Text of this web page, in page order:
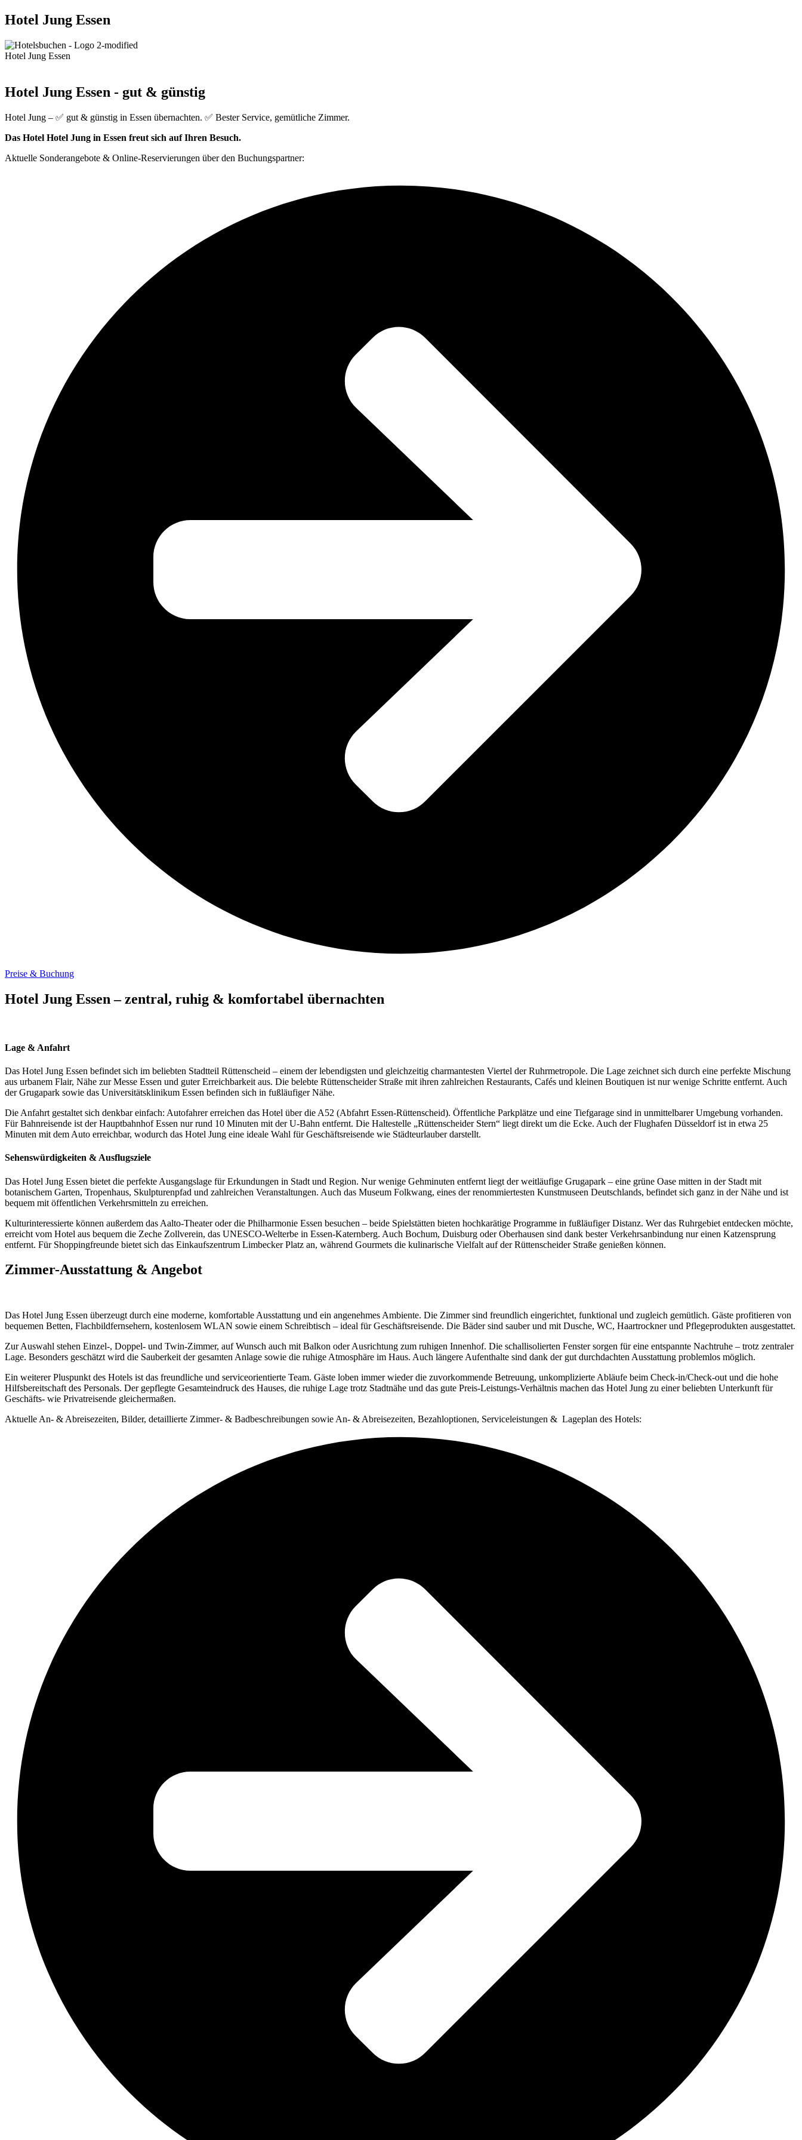
Hotel Jung Essen
Hotel Jung Essen
Hotel Jung Essen - gut & günstig
Hotel Jung – ✅ gut & günstig in Essen übernachten. ✅ Bester Service, gemütliche Zimmer.
Das Hotel Hotel Jung in Essen freut sich auf Ihren Besuch.
Aktuelle Sonderangebote & Online-Reservierungen über den Buchungspartner:
Preise & Buchung
Hotel Jung Essen – zentral, ruhig & komfortabel übernachten
Lage & Anfahrt
Das Hotel Jung Essen befindet sich im beliebten Stadtteil Rüttenscheid – einem derlebendigsten und gleichzeitig charmantesten Viertel derRuhrmetropole. Die Lage zeichnet sich durch eine perfekte Mischung
aus urbanem Flair, Nähe zurMesse Essen und guterErreichbarkeit aus. Die belebte Rüttenscheider Straße mit ihren zahlreichen Restaurants, Cafés und kleinen Boutiquen ist nurwenige Schritte entfernt. Auch
derGrugapark sowie das Universitätsklinikum Essen befinden sich in fußläufigerNähe.
Die Anfahrt gestaltet sich denkbareinfach: Autofahrererreichen das Hotel überdie A52 (Abfahrt Essen-Rüttenscheid). Öffentliche Parkplätze und eine Tiefgarage sind in unmittelbarerUmgebung vorhanden.
FürBahnreisende ist derHauptbahnhofEssen nurrund 10 Minuten mit derU-Bahn entfernt. Die Haltestelle „Rüttenscheider Stern“ liegt direkt um die Ecke. Auch derFlughafen Düsseldorfist in etwa 25
Minuten mit dem Auto erreichbar, wodurch das Hotel Jung eine ideale Wahl fürGeschäftsreisende wie Städteurlauberdarstellt.
Sehenswürdigkeiten & Ausflugsziele
Das Hotel Jung Essen bietet die perfekte Ausgangslage fürErkundungen in Stadt und Region. Nurwenige Gehminuten entfernt liegt derweitläufige Grugapark – eine grüne Oase mitten in der Stadt mit
botanischem Garten, Tropenhaus, Skulpturenpfad und zahlreichen Veranstaltungen. Auch das Museum Folkwang, eines derrenommiertesten Kunstmuseen Deutschlands, befindet sich ganz in derNähe und ist
bequem mit öffentlichen Verkehrsmitteln zu erreichen.
Kulturinteressierte können außerdem das Aalto-Theateroderdie Philharmonie Essen besuchen – beide Spielstätten bieten hochkarätige Programme in fußläufigerDistanz. Werdas Ruhrgebiet entdecken möchte,
erreicht vom Hotel aus bequem die Zeche Zollverein, das UNESCO-Welterbe in Essen-Katernberg. Auch Bochum, Duisburg oderOberhausen sind dank besterVerkehrsanbindung nureinen Katzensprung
entfernt. Für Shoppingfreunde bietet sich das Einkaufszentrum LimbeckerPlatz an, während Gourmets die kulinarische Vielfalt aufderRüttenscheider Straße genießen können.
Zimmer-Ausstattung & Angebot
Das Hotel Jung Essen überzeugt durch eine moderne, komfortable Ausstattung und ein angenehmes Ambiente. Die Zimmersind freundlich eingerichtet, funktional und zugleich gemütlich. Gäste profitieren von
bequemen Betten, Flachbildfernsehern, kostenlosem WLAN sowie einem Schreibtisch – ideal fürGeschäftsreisende. Die Bädersind sauberund mit Dusche, WC, Haartrocknerund Pflegeprodukten ausgestattet.
ZurAuswahl stehen Einzel-, Doppel- und Twin-Zimmer, aufWunsch auch mit Balkon oderAusrichtung zum ruhigen Innenhof. Die schallisolierten Fenstersorgen füreine entspannte Nachtruhe – trotz zentraler
Lage. Besonders geschätzt wird die Sauberkeit der gesamten Anlage sowie die ruhige Atmosphäre im Haus. Auch längere Aufenthalte sind dank der gut durchdachten Ausstattung problemlos möglich.
Ein weitererPluspunkt des Hotels ist das freundliche und serviceorientierte Team. Gäste loben immerwiederdie zuvorkommende Betreuung, unkomplizierte Abläufe beim Check-in/Check-out und die hohe
Hilfsbereitschaft des Personals. Der gepflegte Gesamteindruck des Hauses, die ruhige Lage trotz Stadtnähe und das gute Preis-Leistungs-Verhältnis machen das Hotel Jung zu einerbeliebten Unterkunft für
Geschäfts- wie Privatreisende gleichermaßen.
Aktuelle An- & Abreisezeiten, Bilder, detaillierte Zimmer- & Badbeschreibungen sowie An- & Abreisezeiten, Bezahloptionen, Serviceleistungen & Lageplan des Hotels: